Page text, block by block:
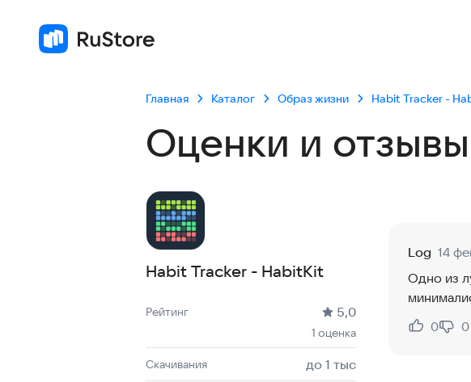
Главная Каталог Образ жизни Habit Tracker -
Оценки и отзывы
Habit Tracker - HabitKit
Рейтинг: 5,0, 1 оценка
Скачиваний: до 1 тыс
Размер файла: 32.1 MB
Возрастное ограничение: 32.1 MB
Рейтинг 5,0
1 оценка
Скачивания до 1 тыс
Log 14
Одно из
Нравится:
0
Не
0